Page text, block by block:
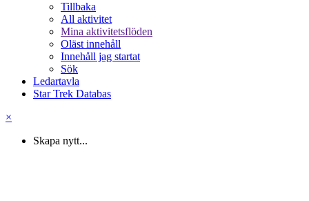
Tillbaka
All aktivitet
Mina aktivitetsflöden
Oläst innehåll
Innehåll jag startat
Sök
Ledartavla
Star Trek Databas
×
Skapa nytt...